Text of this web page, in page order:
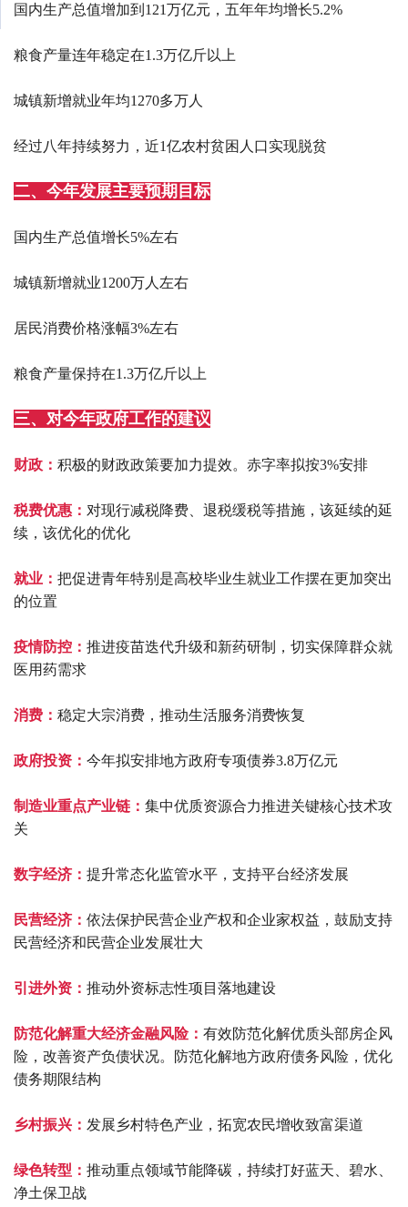
国内生产总值增加到121万亿元，五年年均增长5.2%
粮食产量连年稳定在1.3万亿斤以上
城镇新增就业年均1270多万人
经过八年持续努力，近1亿农村贫困人口实现脱贫
二、今年发展主要预期目标
国内生产总值增长5%左右
城镇新增就业1200万人左右
居民消费价格涨幅3%左右
粮食产量保持在1.3万亿斤以上
三、对今年政府工作的建议
财政： 积极的财政政策要加力提效。赤字率拟按3%安排
税费优惠： 对现行减税降费、退税缓税等措施，该延续的延
续，该优化的优化
就业： 把促进青年特别是高校毕业生就业工作摆在更加突出
的位置
疫情防控： 推进疫苗迭代升级和新药研制，切实保障群众就
医用药需求
消费： 稳定大宗消费，推动生活服务消费恢复
政府投资： 今年拟安排地方政府专项债券3.8万亿元
制造业重点产业链： 集中优质资源合力推进关键核心技术攻
关
数字经济： 提升常态化监管水平，支持平台经济发展
民营经济： 依法保护民营企业产权和企业家权益，鼓励支持
民营经济和民营企业发展壮大
引进外资： 推动外资标志性项目落地建设
防范化解重大经济金融风险： 有效防范化解优质头部房企风
险，改善资产负债状况。防范化解地方政府债务风险，优化
债务期限结构
乡村振兴： 发展乡村特色产业，拓宽农民增收致富渠道
绿色转型： 推动重点领域节能降碳，持续打好蓝天、碧水、
净土保卫战